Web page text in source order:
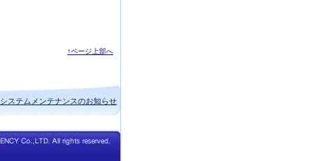
↑ページ上部へ
システムメンテナンスのお知らせ